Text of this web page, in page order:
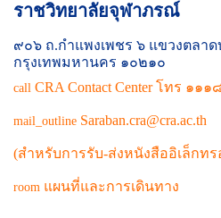
ราชวิทยาลัยจุฬาภรณ์
๙๐๖ ถ.กำแพงเพชร ๖ แขวงตลาด
กรุงเทพมหานคร ๑๐๒๑๐
call CRA Contact Center โทร ๑๑๑
mail_outline Saraban.cra@cra.ac.th
(สำหรับการรับ-ส่งหนังสืออิเล็กท
room แผนที่และการเดินทาง